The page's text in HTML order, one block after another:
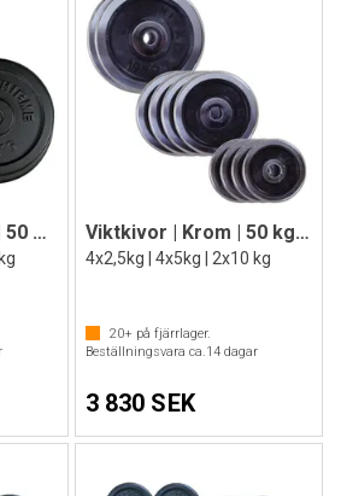
Viktkivor | gjutjärn| 50 kg | 30mm Viktkivor | Krom | 50 kg | 30mm
4x2,5kg | 4x5kg | 2x10 kg
20+på fjärrlager.
Beställningsvara ca.14dagar
3 830 SEK